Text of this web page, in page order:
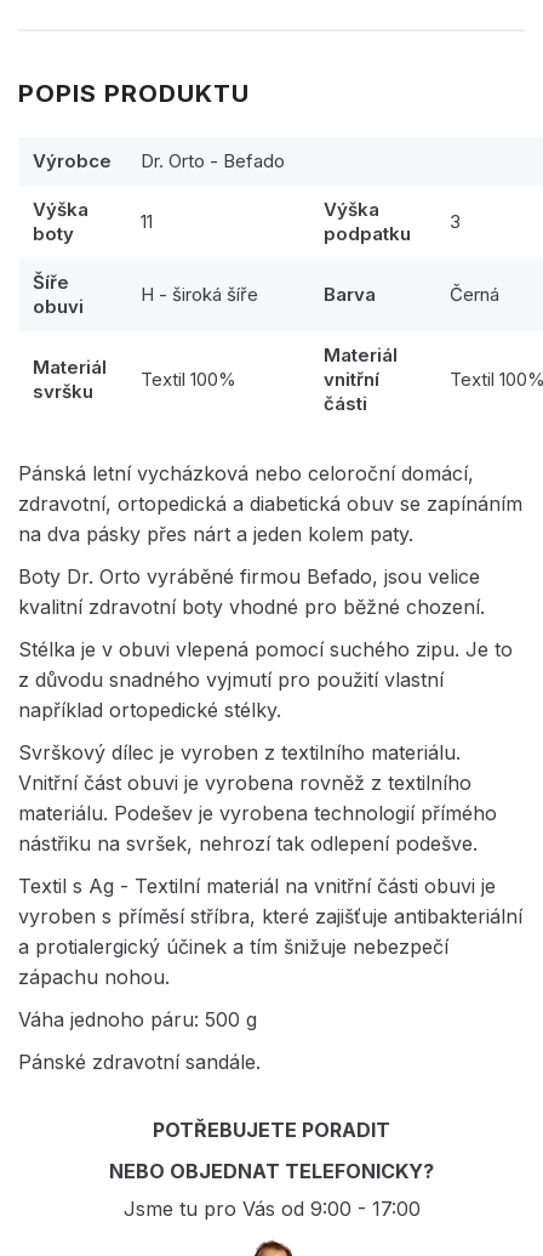
POPIS PRODUKTU
Výrobce Dr. Orto - Befado
Výška
boty
11
Výška
podpatku
3
Šíře
obuvi
H - široká šíře Barva Černá
Materiál
svršku
Textil 100%
Materiál
vnitřní
části
Textil
Pánská letní vycházková nebo celoroční domácí,
zdravotní, ortopedická a diabetická obuv se zapínáním
na dva pásky přes nárt a jeden kolem paty.
Boty Dr. Orto vyráběné firmou Befado, jsou velice
kvalitní zdravotní boty vhodné pro běžné chození.
Stélka je v obuvi vlepená pomocí suchého zipu. Je to
z důvodu snadného vyjmutí pro použití vlastní
například ortopedické stélky.
Svrškový dílec je vyroben z textilního materiálu.
Vnitřní část obuvi je vyrobena rovněž z textilního
materiálu. Podešev je vyrobena technologií přímého
nástřiku na svršek, nehrozí tak odlepení podešve.
Textil s Ag - Textilní materiál na vnitřní části obuvi je
vyroben s příměsí stříbra, které zajišťuje antibakteriální
a protialergický účinek a tím šnižuje nebezpečí
zápachu nohou.
Váha jednoho páru: 500 g
Pánské zdravotní sandále.
POTŘEBUJETE PORADIT
NEBO OBJEDNAT TELEFONICKY?
Jsme tu pro Vás od 9:00 - 17:00